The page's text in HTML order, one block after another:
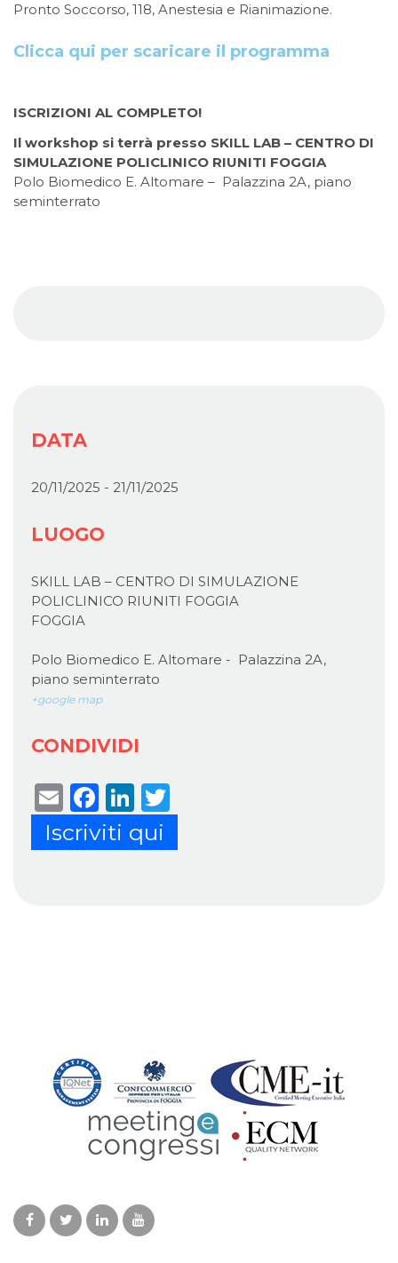
Pronto Soccorso, 118, Anestesia e Rianimazione.
Clicca qui per scaricare il programma
ISCRIZIONI AL COMPLETO!
Il workshop si terrà presso SKILL LAB – CENTRO DI
SIMULAZIONE POLICLINICO RIUNITI FOGGIA
Polo Biomedico E. Altomare – Palazzina 2A, piano
seminterrato
DATA
20/11/2025 - 21/11/2025
LUOGO
SKILL LAB – CENTRO DI SIMULAZIONE
POLICLINICO RIUNITI FOGGIA
FOGGIA
Polo Biomedico E. Altomare - Palazzina 2A,
piano seminterrato
+google map
CONDIVIDI
EmailFacebook
LinkedIn
Iscriviti qui